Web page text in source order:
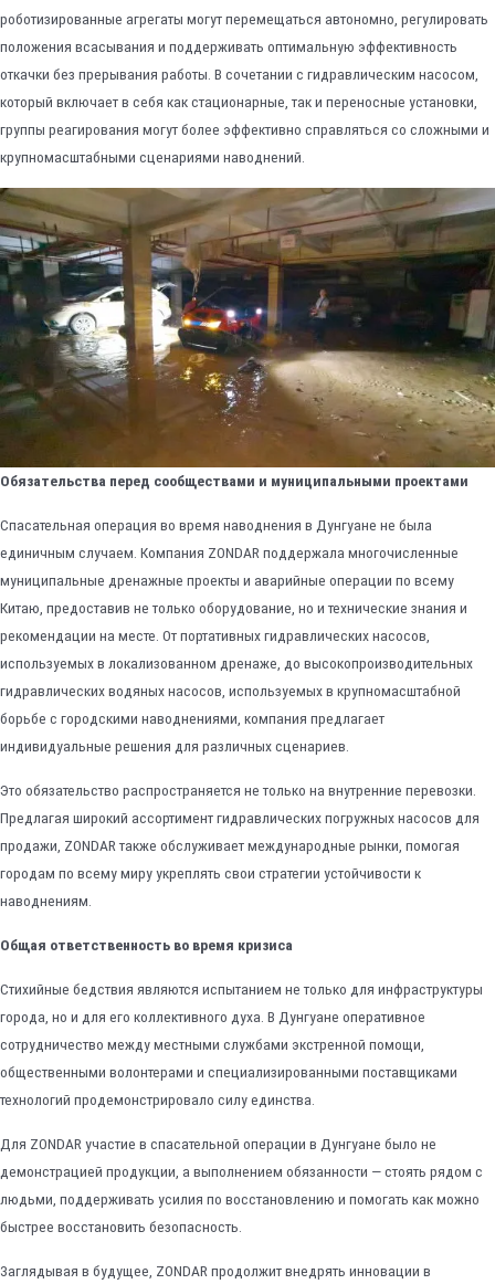
роботизированные агрегаты могут перемещаться автономно, регулировать
положения всасывания и поддерживать оптимальную эффективность
откачки без прерывания работы. В сочетании с гидравлическим насосом,
который включает в себя как стационарные, так и переносные установки,
группы реагирования могут более эффективно справляться со сложными и
крупномасштабными сценариями наводнений.
Обязательства перед сообществами и муниципальными проектами
Спасательная операция во время наводнения в Дунгуане не была
единичным случаем. Компания ZONDAR поддержала многочисленные
муниципальные дренажные проекты и аварийные операции по всему
Китаю, предоставив не только оборудование, но и технические знания и
рекомендации на месте. От портативных гидравлических насосов,
используемых в локализованном дренаже, до высокопроизводительных
гидравлических водяных насосов, используемых в крупномасштабной
борьбе с городскими наводнениями, компания предлагает
индивидуальные решения для различных сценариев.
Это обязательство распространяется не только на внутренние перевозки.
Предлагая широкий ассортимент гидравлических погружных насосов для
продажи, ZONDAR также обслуживает международные рынки, помогая
городам по всему миру укреплять свои стратегии устойчивости к
наводнениям.
Общая ответственность во время кризиса
Стихийные бедствия являются испытанием не только для инфраструктуры
города, но и для его коллективного духа. В Дунгуане оперативное
сотрудничество между местными службами экстренной помощи,
общественными волонтерами и специализированными поставщиками
технологий продемонстрировало силу единства.
Для ZONDAR участие в спасательной операции в Дунгуане было не
демонстрацией продукции, а выполнением обязанности — стоять рядом с
людьми, поддерживать усилия по восстановлению и помогать как можно
быстрее восстановить безопасность.
Заглядывая в будущее, ZONDAR продолжит внедрять инновации в